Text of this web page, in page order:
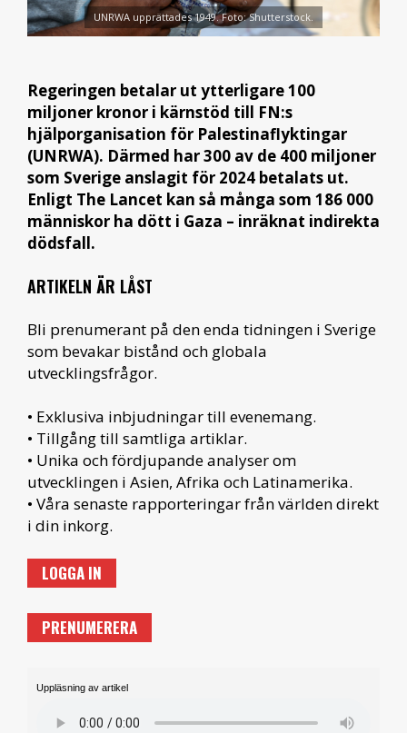
UNRWA upprättades 1949. Foto: Shutterstock.
Regeringen betalar ut ytterligare 100
miljoner kronor i kärnstöd till FN:s
hjälporganisation för Palestinaflyktingar
(UNRWA). Därmed har 300 av de 400 miljoner
som Sverige anslagit för 2024 betalats ut.
Enligt The Lancet kan så många som 186 000
människor ha dött i Gaza – inräknat indirekta
dödsfall.
ARTIKELN ÄR LÅST
Bli prenumerant på den enda tidningen i Sverige
som bevakar bistånd och globala
utvecklingsfrågor.
• Exklusiva inbjudningar till evenemang.
• Tillgång till samtliga artiklar.
• Unika och fördjupande analyser om
utvecklingen i Asien, Afrika och Latinamerika.
• Våra senaste rapporteringar från världen direkt
i din inkorg.
LOGGA IN
PRENUMERERA
Uppläsning av artikel